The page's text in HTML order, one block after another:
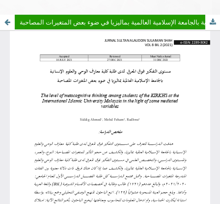
مستوى التفكير فوق المعرفي لدى طلبة كلية معارف الوحي والعلوم الإنسانية بالجامعة الإسلامية العالمية بماليزيا في ضوء بعض المتغيرات المصاحبة